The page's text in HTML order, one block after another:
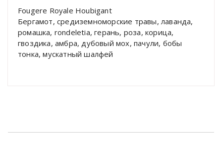
Fougere Royale Houbigant
Бергамот, средиземноморские травы, лаванда,
ромашка, rondeletia, герань, роза, корица,
гвоздика, амбра, дубовый мох, пачули, бобы
тонка, мускатный шалфей